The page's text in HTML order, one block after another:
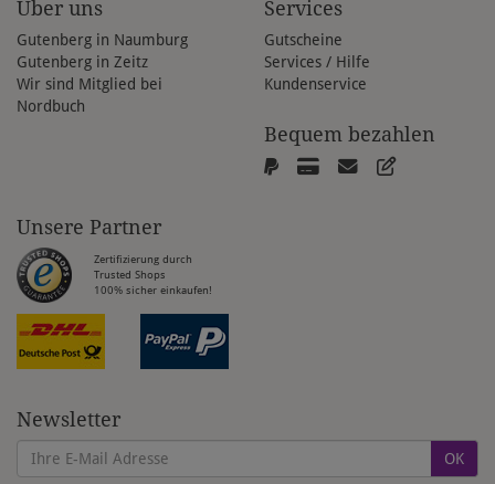
Über uns
Gutenberg in Naumburg
Gutenberg in Zeitz
Wir sind Mitglied bei
Nordbuch
Services
Gutscheine
Services / Hilfe
Kundenservice
Bequem bezahlen
Unsere Partner
Zertifizierung durch
Trusted Shops
100% sicher einkaufen!
Newsletter
OK